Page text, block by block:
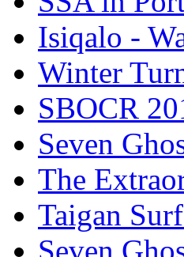
Isiqalo -
Winter
SBOCR
Seven
The
Taigan
Seven